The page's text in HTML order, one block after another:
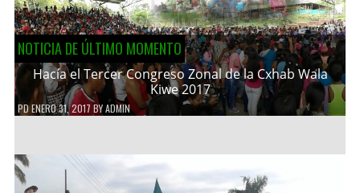
NOTICIA DE ÚLTIMO MOMENTO
Hacía el Tercer Congreso Zonal de la Cxhab Wala
Kiwe 2017
PDENERO 31, 2017 BYADMIN